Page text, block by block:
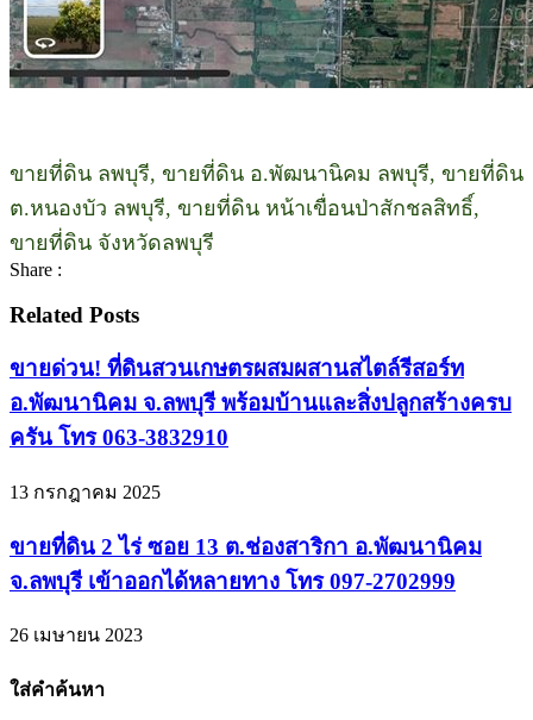
ขายที่ดิน ลพบุรี, ขายที่ดิน อ.พัฒนานิคม ลพบุรี, ขายที่ดิน
ต.หนองบัว ลพบุรี, ขายที่ดิน หน้าเขื่อนป่าสักชลสิทธิ์,
ขายที่ดิน จังหวัดลพบุรี
Share :
Related Posts
ขายด่วน! ที่ดินสวนเกษตรผสมผสานสไตล์รีสอร์ท
อ.พัฒนานิคม จ.ลพบุรี พร้อมบ้านและสิ่งปลูกสร้างครบ
ครัน โทร 063-3832910
13 กรกฎาคม 2025
ขายที่ดิน 2 ไร่ ซอย 13 ต.ช่องสาริกา อ.พัฒนานิคม
จ.ลพบุรี เข้าออกได้หลายทาง โทร 097-2702999
26 เมษายน 2023
ใส่คำค้นหา